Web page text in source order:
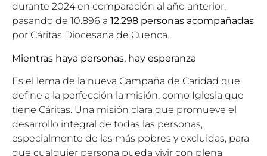
durante 2024 en comparación al año anterior,
pasando de 10.896 a 12.298 personas acompañadas
por Cáritas Diocesana de Cuenca.
Mientras haya personas, hay esperanza
Es el lema de la nueva Campaña de Caridad que
define a la perfección la misión, como Iglesia que
tiene Cáritas. Una misión clara que promueve el
desarrollo integral de todas las personas,
especialmente de las más pobres y excluidas, para
que cualquier persona pueda vivir con plena